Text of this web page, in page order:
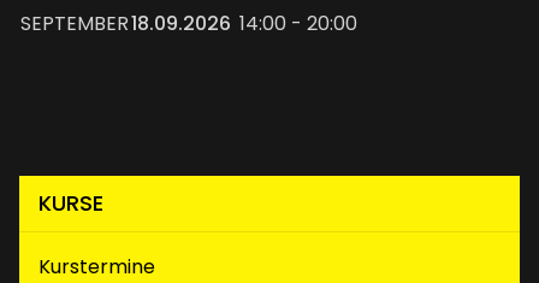
SEPTEMBER18.09.2026 14:00 - 20:00
KURSE
Kurstermine